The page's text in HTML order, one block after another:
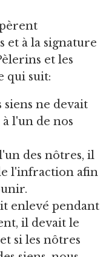
et à la signature
et les
qui suit:
ne devait
l'un de nos
des nôtres, il
l'infraction afin
enlevé pendant
il devait le
si les nôtres